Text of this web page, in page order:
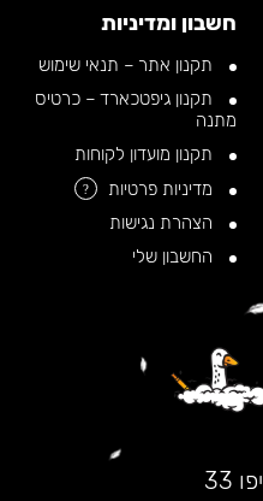
חשבון ומדיניות
תקנון אתר – תנאי שימוש
תקנון גיפטכארד – כרטיס
מתנה
תקנון מועדון לקוחות
מדיניות פרטיות
?
הצהרת נגישות
החשבון שלי
33